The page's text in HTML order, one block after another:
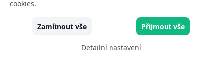
Těhotenství je také indikací pro podání posilující
dávky (viz níže).
Očkování se též doporučuje ženám,
které těhotenství plánují. Po vakcinaci není
cookies.
Zamítnout vše Přijmout vše
Detailní nastavení